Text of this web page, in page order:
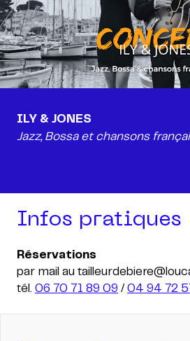
Jazz, Bossa et chansons
Infos pratiques
Réservations
par mail au
tél. 06 70 71 89 09 / 04 94 72